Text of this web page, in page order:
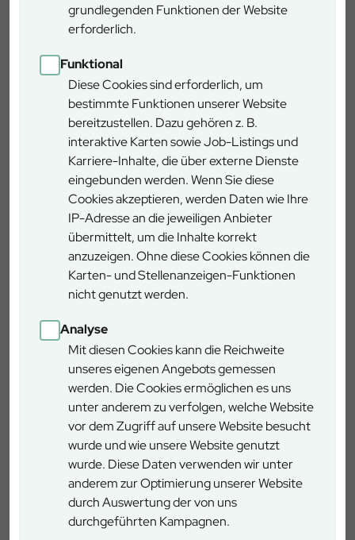
grundlegenden Funktionen der Website
erforderlich.
Funktional
Diese Cookies sind erforderlich, um
bestimmte Funktionen unserer Website
bereitzustellen. Dazu gehören z. B.
interaktive Karten sowie Job-Listings und
Karriere-Inhalte, die über externe Dienste
eingebunden werden. Wenn Sie diese
Cookies akzeptieren, werden Daten wie Ihre
IP-Adresse an die jeweiligen Anbieter
übermittelt, um die Inhalte korrekt
anzuzeigen. Ohne diese Cookies können die
Karten- und Stellenanzeigen-Funktionen
nicht genutzt werden.
Analyse
Mit diesen Cookies kann die Reichweite
unseres eigenen Angebots gemessen
werden. Die Cookies ermöglichen es uns
unter anderem zu verfolgen, welche Website
vor dem Zugriff auf unsere Website besucht
wurde und wie unsere Website genutzt
wurde. Diese Daten verwenden wir unter
anderem zur Optimierung unserer Website
durch Auswertung der von uns
durchgeführten Kampagnen.
Wald sind verboten. Fahrzeuge dürfen nur auf
ausgewiesenen Parkplätzen abgestellt werden, da heiße
Fahrzeugteile trockenes Gras entzünden können.
Sollte dennoch Rauch oder Feuer im Wald bemerkt
werden, ist umgehend der Notruf 112 zu wählen. Schnelles
Handeln kann im Ernstfall entscheidend sein, um größeren
Schaden abzuwenden.
Der Forstbetrieb Nürnberg beobachtet die Lage weiterhin
aufmerksam und bittet alle Waldbesucher um erhöhte
Vorsicht und Rücksichtnahme.
https://www.dwd.de/DWD/warnungen/agrar/wbx/wbx_
tab_alle_BY.html
Südlich von Nürnberg brach vergangenes Wochenende ein
Waldbrand bei Heideck in der Zuständigkeit des Forstbetriebs
Allersberg aus, der durch das rasche Eingreifen der